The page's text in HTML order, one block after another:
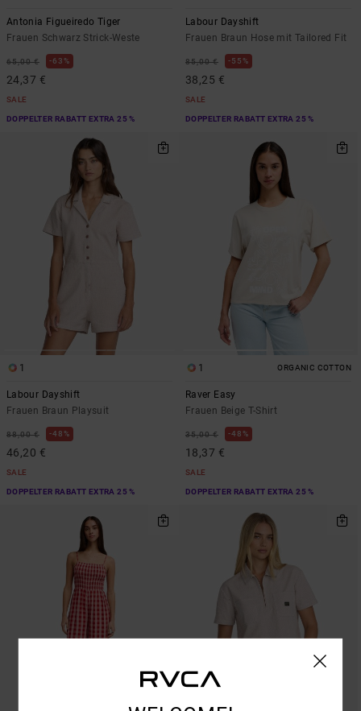
Antonia Figueiredo Tiger
Frauen Schwarz Strick-Weste
65,00 € 63%
24,37 €
SALE
DOPPELTER RABATT EXTRA 25 %
Labour Dayshift
Frauen Braun Hose mit Tailored Fit
85,00 € 55%
38,25 €
SALE
DOPPELTER RABATT EXTRA 25 %
1
Labour Dayshift
Frauen Braun Playsuit
88,00 € 48%
46,20 €
SALE
DOPPELTER RABATT EXTRA 25 %
1 ORGANIC COTTON
Raver Easy
Frauen Beige T-Shirt
35,00 € 48%
18,37 €
SALE
DOPPELTER RABATT EXTRA 25 %